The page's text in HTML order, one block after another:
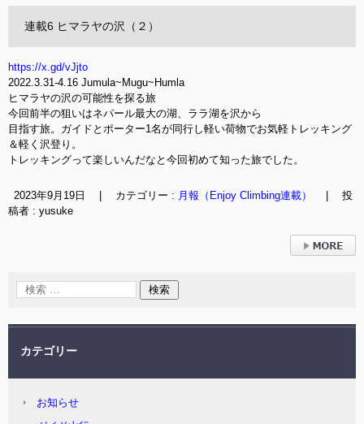
連載6 ヒマラヤの沢（２）
https://x.gd/vJjto
2022.3.31-4.16 Jumula~Mugu~Humla
ヒマラヤの沢の可能性を探る旅
今回前半の狙いはネパール最大の湖、ララ湖を沢から
目指す旅。ガイドとポーター1名が同行し軽い荷物でお気軽トレッキング
＆軽く沢登り。
トレッキングって楽しいんだなと今回初めて知った旅でした。
2023年9月19日 カテゴリー : 月報（Enjoy Climbing連載）
投
稿者 : yusuke
カテゴリー
お知らせ